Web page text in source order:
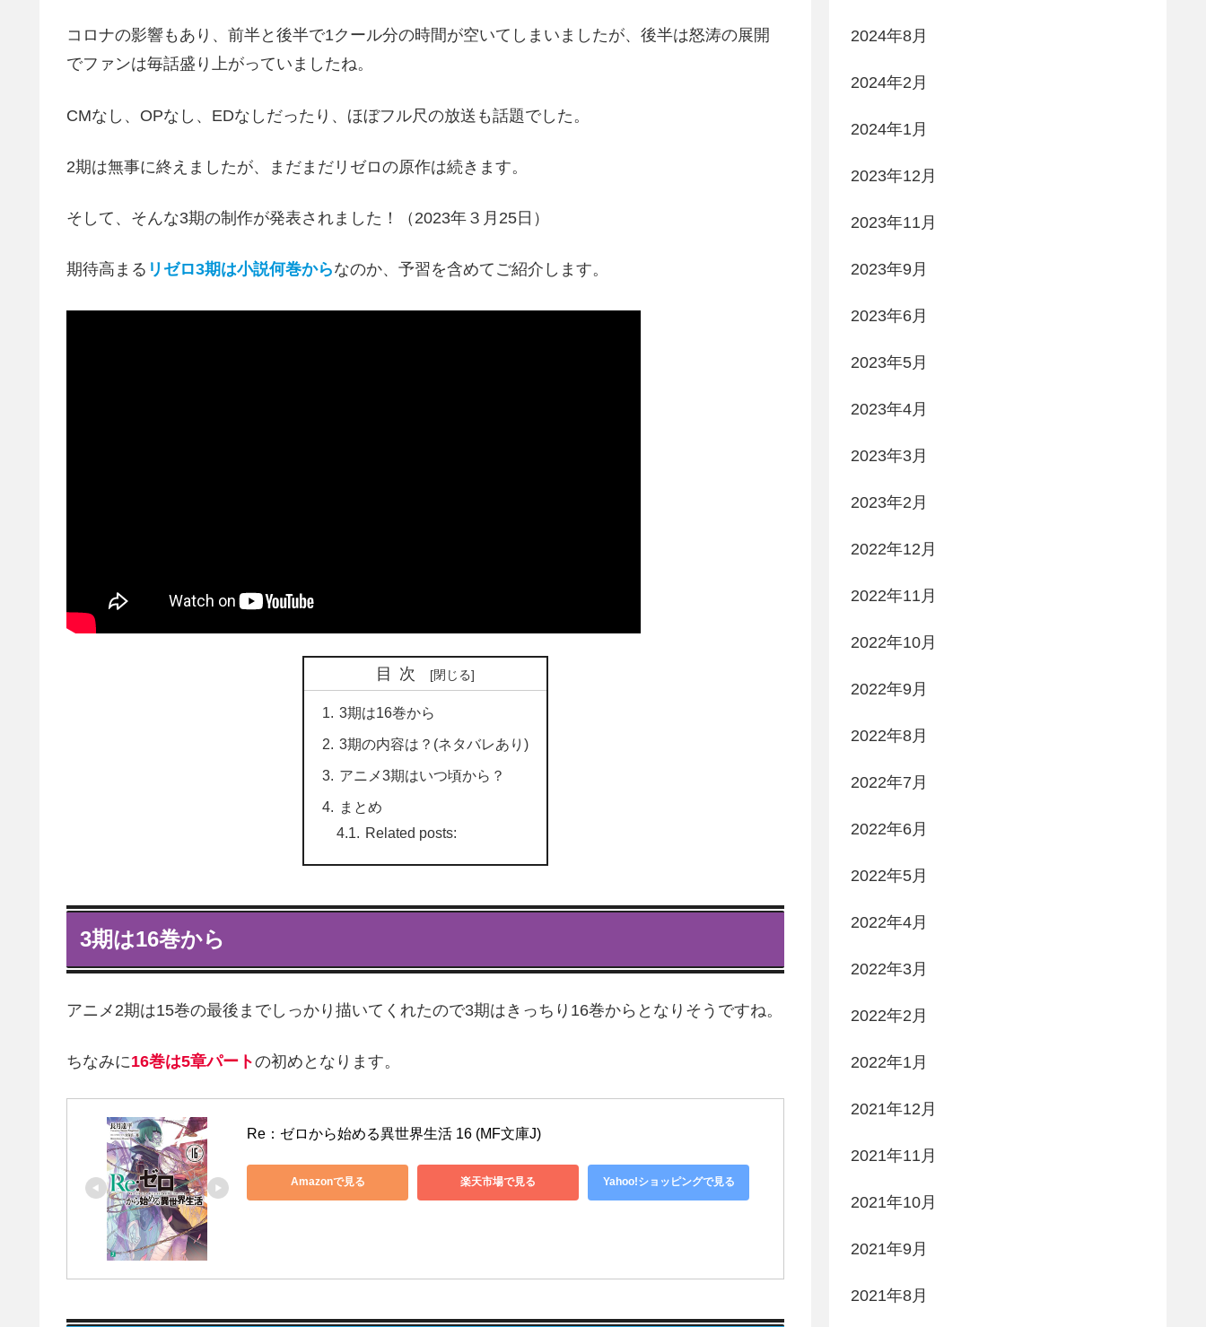
コロナの影響もあり、前半と後半で1クール分の時間が空いてしまいましたが、後半は怒涛の展開
でファンは毎話盛り上がっていましたね。
CMなし、OPなし、EDなしだったり、ほぼフル尺の放送も話題でした。
2期は無事に終えましたが、まだまだリゼロの原作は続きます。
そして、そんな3期の制作が発表されました！（2023年３月25日）
期待高まる リゼロ3期は小説何巻からなのか、予習を含めてご紹介します。
目次
3期は16巻から
3期の内容は？(ネタバレあり)
アニメ3期はいつ頃から？
まとめ
Related posts:
3期は16巻から
アニメ2期は15巻の最後までしっかり描いてくれたので3期はきっちり16巻からとなりそうですね。
ちなみに16巻は5章パートの初めとなります。
Re：ゼロから始める異世界生活 16 (MF文庫J)
Amazonで見る 楽天市場で見る Yahoo!ショッピングで見る
2024年8月
2024年2月
2024年1月
2023年12月
2023年11月
2023年9月
2023年6月
2023年5月
2023年4月
2023年3月
2023年2月
2022年12月
2022年11月
2022年10月
2022年9月
2022年8月
2022年7月
2022年6月
2022年5月
2022年4月
2022年3月
2022年2月
2022年1月
2021年12月
2021年11月
2021年10月
2021年9月
2021年8月